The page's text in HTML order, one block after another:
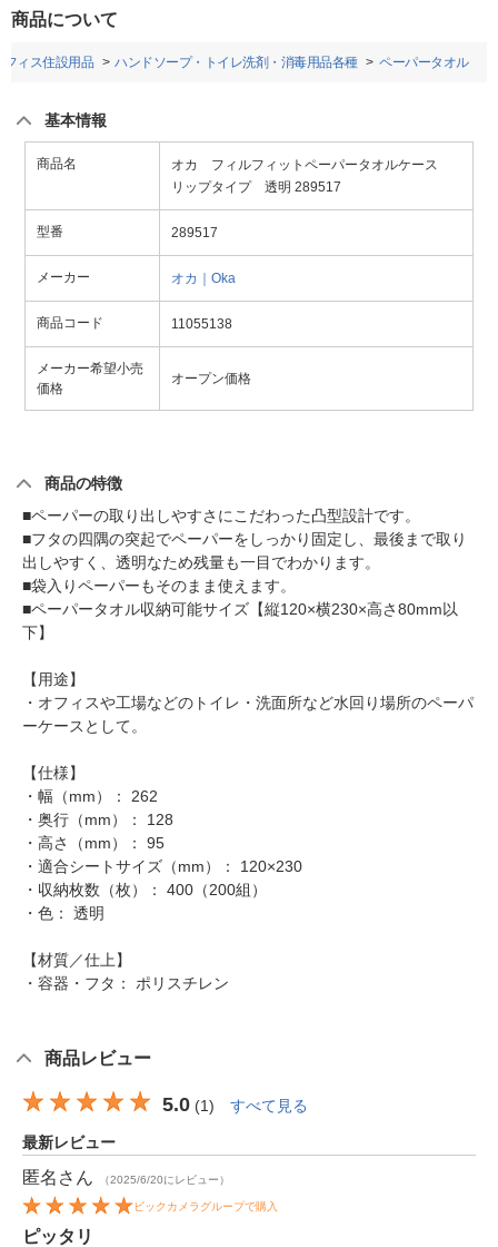
商品について
フィス住設用品 ハンドソープ・トイレ洗剤・消毒用品各種 ペーパータオル
基本情報
商品名
オカ フィルフィットペーパータオルケース
リップタイプ 透明 289517
型番 289517
メーカー オカ｜Oka
商品コード 11055138
メーカー希望小売
価格
オープン価格
商品の特徴
■ペーパーの取り出しやすさにこだわった凸型設計です。
■フタの四隅の突起でペーパーをしっかり固定し、最後まで取り
出しやすく、透明なため残量も一目でわかります。
■袋入りペーパーもそのまま使えます。
■ペーパータオル収納可能サイズ【縦120×横230×高さ80mm以
下】
【用途】
・オフィスや工場などのトイレ・洗面所など水回り場所のペーパ
ーケースとして。
【仕様】
・幅（mm）： 262
・奥行（mm）： 128
・高さ（mm）： 95
・適合シートサイズ（mm）： 120×230
・収納枚数（枚）： 400（200組）
・色： 透明
【材質／仕上】
・容器・フタ： ポリスチレン
商品レビュー
5.0 (1) すべて見る
最新レビュー
匿名 さん （2025/6/20にレビュー）
ビックカメラグループで購入
ピッタリ